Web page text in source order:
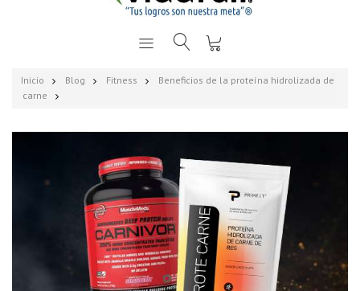
Inicio Blog Fitness
Beneficios de la proteína hidrolizada de
carne